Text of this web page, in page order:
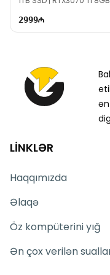
2999
LİNKLƏR
Haqqımızda
Əlaqə
Öz kompüterini yığ
Ən çox verilən